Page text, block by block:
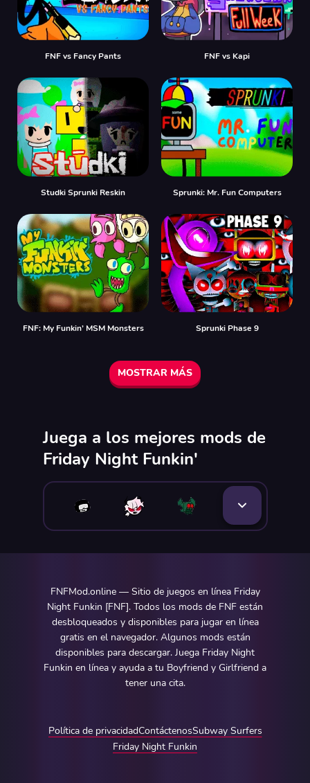
FNF vs Fancy Pants FNF vs Kapi
Studki Sprunki Reskin Sprunki: Mr. Fun Computers
FNF: My Funkin’ MSM Monsters Sprunki Phase 9
MOSTRAR MÁS
Juega a los mejores mods de
Friday Night Funkin'
FNFMod.online — Sitio de juegos en línea Friday
Night Funkin [FNF]. Todos los mods de FNF están
desbloqueados y disponibles para jugar en línea
gratis en el navegador. Algunos mods están
disponibles para descargar. Juega Friday Night
Funkin en línea y ayuda a tu Boyfriend y Girlfriend a
tener una cita.
Política de privacidadContáctenosSubway Surfers
Friday Night Funkin